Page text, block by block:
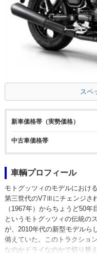
スペ
新車価格帯（実勢価格）
中古車価格帯
車輌プロフィール
モトグッツィのモデルにおけ
第三世代のV7Ⅲにチェンジさ
（1967年）からちょうど50
というモトグッツィの伝統の
が、2010年代の新型モデルら
備えていた。このトラクショ
なのかドライなのかで切り替